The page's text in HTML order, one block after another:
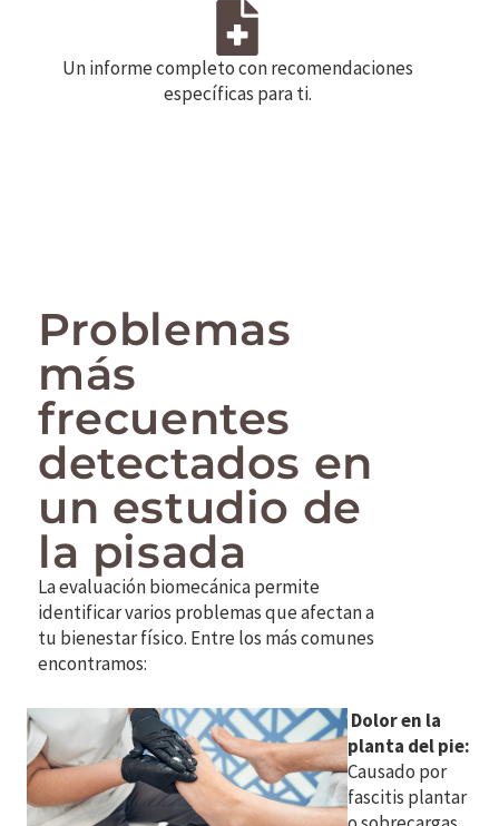
Un informe completo con recomendaciones
específicas para ti.
Dolor en la
planta del pie:
Causado por
fascitis plantar
Problemas
más
frecuentes
detectados en
un estudio de
la pisada
La evaluación biomecánica permite
identificar varios problemas que afectan a
tu bienestar físico. Entre los más comunes
encontramos: